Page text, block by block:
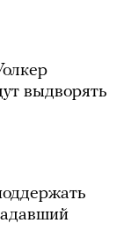
выдворять